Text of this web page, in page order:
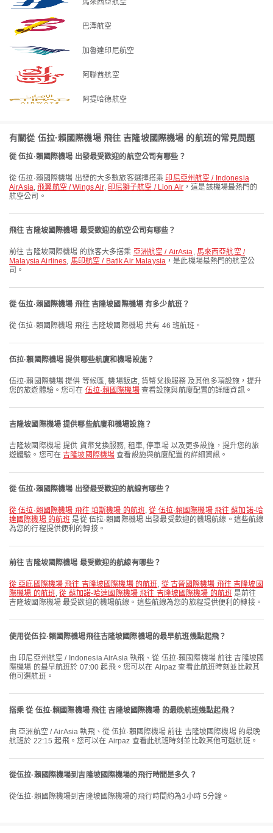
巴澤航空
加魯達印尼航空
阿聯酋航空
阿提哈德航空
有關從 伍拉·賴國際機場 飛往 吉隆坡國際機場 的航班的常見問題
從 伍拉·賴國際機場 出發最受歡迎的航空公司有哪些？
從 伍拉·賴國際機場 出發的大多數旅客選擇搭乘印尼亞州航空 / Indonesia
AirAsia,飛翼航空 / Wings Air, 印尼獅子航空 / Lion Air ，這是該機場最熱門的
航空公司。
飛往 吉隆坡國際機場 最受歡迎的航空公司有哪些？
前往 吉隆坡國際機場 的旅客大多搭乘 亞洲航空 / AirAsia, 馬來西亞航空 /
Malaysia Airlines, 馬印航空 / Batik Air Malaysia ，是此機場最熱門的航空公
司。
從 伍拉·賴國際機場 飛往 吉隆坡國際機場 有多少航班？
從 伍拉·賴國際機場 飛往 吉隆坡國際機場 共有 46 班航班。
伍拉·賴國際機場 提供哪些航廈和機場設施？
伍拉·賴國際機場 提供 等候區, 機場飯店, 貨幣兌換服務 及其他多項設施，提升
您的旅遊體驗。您可在 伍拉·賴國際機場查看設施與航廈配置的詳細資訊。
吉隆坡國際機場 提供哪些航廈和機場設施？
吉隆坡國際機場 提供 貨幣兌換服務, 租車, 停車場 以及更多設施，提升您的旅
遊體驗。您可在吉隆坡國際機場 查看設施與航廈配置的詳細資訊。
從 伍拉·賴國際機場 出發最受歡迎的航線有哪些？
從 伍拉·賴國際機場 飛往 珀斯機場 的航班,從 伍拉·賴國際機場 飛往 蘇加諾-哈
達國際機場 的航班 是從 伍拉·賴國際機場 出發最受歡迎的機場航線。這些航線
為您的行程提供便利的轉接。
前往 吉隆坡國際機場 最受歡迎的航線有哪些？
從 亞庇國際機場 飛往 吉隆坡國際機場 的航班, 從 古晉國際機場 飛往 吉隆坡國
際機場 的航班,從 蘇加諾-哈達國際機場 飛往 吉隆坡國際機場 的航班 是前往
吉隆坡國際機場 最受歡迎的機場航線。這些航線為您的旅程提供便利的轉接。
使用從伍拉·賴國際機場飛往吉隆坡國際機場的最早航班幾點起飛？
由 印尼亞州航空 / Indonesia AirAsia 執飛、從 伍拉·賴國際機場 前往 吉隆坡國
際機場 的最早航班於 07:00 起飛。您可以在 Airpaz 查看此航班時刻並比較其
他可選航班。
搭乘 從 伍拉·賴國際機場 飛往 吉隆坡國際機場 的最晚航班幾點起飛？
由 亞洲航空 / AirAsia 執飛、從 伍拉·賴國際機場 前往 吉隆坡國際機場 的最晚
航班於 22:15 起飛。您可以在 Airpaz 查看此航班時刻並比較其他可選航班。
從伍拉·賴國際機場到吉隆坡國際機場的飛行時間是多久？
從伍拉·賴國際機場到吉隆坡國際機場的飛行時間約為3小時 5分鐘。